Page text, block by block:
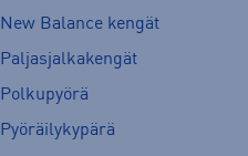
New Balance kengät
Paljasjalkakengät
Polkupyörä
Pyöräilykypärä